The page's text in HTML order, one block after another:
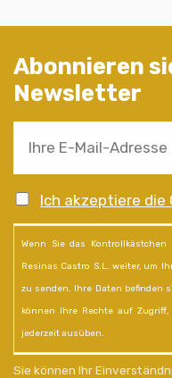
Abonnieren
Newsletter
Ich akzeptiere
Wenn Sie das
Resinas Castro S.L. weiter, um
zu senden. Ihre Daten befinden
können Ihre Rechte auf
jederzeit ausüben.
Sie können Ihr